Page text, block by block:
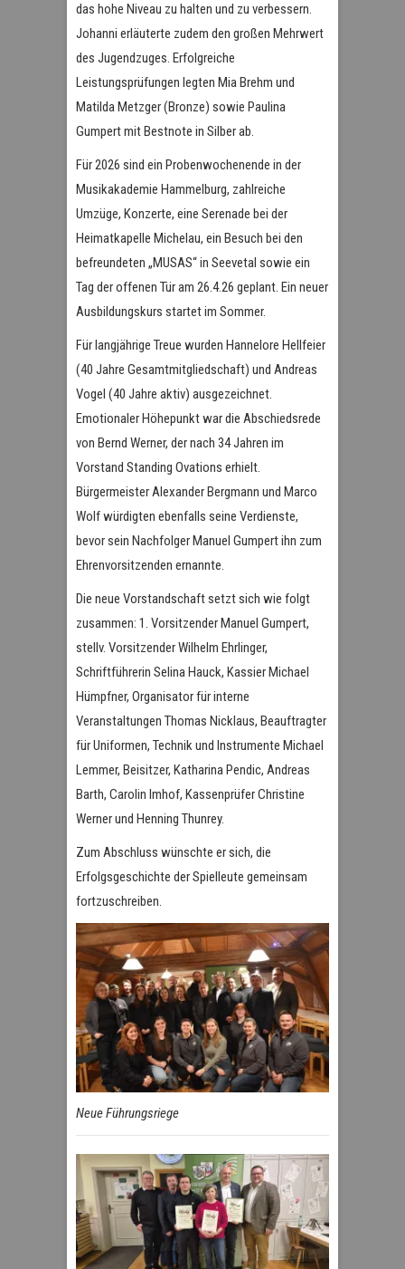
das hohe Niveau zu halten und zu verbessern.
Johanni erläuterte zudem den großen Mehrwert
des Jugendzuges. Erfolgreiche
Leistungsprüfungen legten Mia Brehm und
Matilda Metzger (Bronze) sowie Paulina
Gumpert mit Bestnote in Silber ab.
Für 2026 sind ein Probenwochenende in der
Musikakademie Hammelburg, zahlreiche
Umzüge, Konzerte, eine Serenade bei der
Heimatkapelle Michelau, ein Besuch bei den
befreundeten „MUSAS“ in Seevetal sowie ein
Tag der offenen Tür am 26.4.26 geplant. Ein neuer
Ausbildungskurs startet im Sommer.
Für langjährige Treue wurden Hannelore Hellfeier
(40 Jahre Gesamtmitgliedschaft) und Andreas
Vogel (40 Jahre aktiv) ausgezeichnet.
Emotionaler Höhepunkt war die Abschiedsrede
von Bernd Werner, der nach 34 Jahren im
Vorstand Standing Ovations erhielt.
Bürgermeister Alexander Bergmann und Marco
Wolf würdigten ebenfalls seine Verdienste,
bevor sein Nachfolger Manuel Gumpert ihn zum
Ehrenvorsitzenden ernannte.
Die neue Vorstandschaft setzt sich wie folgt
zusammen: 1. Vorsitzender Manuel Gumpert,
stellv. Vorsitzender Wilhelm Ehrlinger,
Schriftführerin Selina Hauck, Kassier Michael
Hümpfner, Organisator für interne
Veranstaltungen Thomas Nicklaus, Beauftragter
für Uniformen, Technik und Instrumente Michael
Lemmer, Beisitzer, Katharina Pendic, Andreas
Barth, Carolin Imhof, Kassenprüfer Christine
Werner und Henning Thunrey.
Zum Abschluss wünschte er sich, die
Erfolgsgeschichte der Spielleute gemeinsam
fortzuschreiben.
Neue Führungsriege